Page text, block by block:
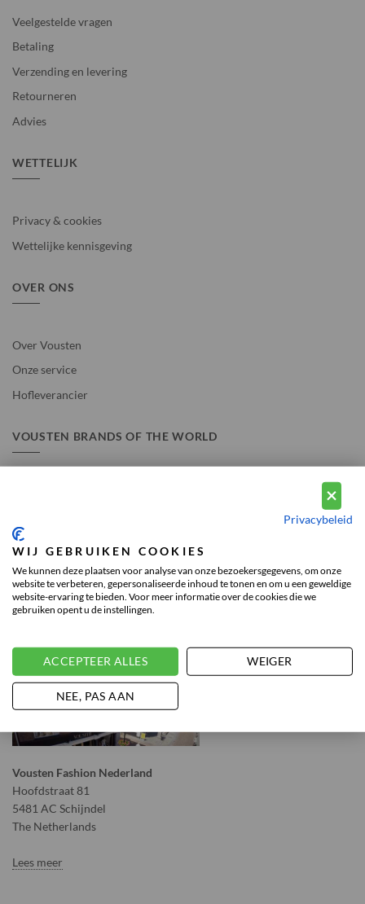
Veelgestelde vragen
Betaling
Verzending en levering
Retourneren
Advies
WETTELIJK
Privacy & cookies
Wettelijke kennisgeving
OVER ONS
Over Vousten
Onze service
Hofleverancier
VOUSTEN BRANDS OF THE WORLD
KvK-nummer 17188996
BTW-nummer: NL815992890B01
THE NETHERLANDS STORE
Vousten Fashion Nederland
Hoofdstraat 81
5481 AC Schijndel
The Netherlands
Lees meer
Privacybeleid
WIJ GEBRUIKEN COOKIES
We kunnen deze plaatsen voor analyse van onze bezoekersgegevens, om onze
website te verbeteren, gepersonaliseerde inhoud te tonen en om u een geweldige
website-ervaring te bieden. Voor meer informatie over de cookies die we
gebruiken opent u de instellingen.
ACCEPTEER ALLES WEIGER
NEE, PAS AAN